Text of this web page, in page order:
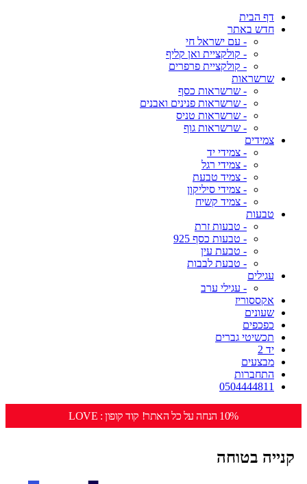
דף הבית
חדש באתר
- עם ישראל חי
- קולקציית ואן קליף
- קולקציית פרפרים
שרשראות
- שרשראות כסף
- שרשראות פנינים ואבנים
- שרשראות טניס
- שרשראות גוף
צמידים
- צמידי יד
- צמידי רגל
- צמיד טבעת
- צמידי סיליקון
- צמיד קשיח
טבעות
- טבעות זרת
- טבעות כסף 925
- טבעת עין
- טבעת לבבות
עגילים
- עגילי ערב
אקססוריז
שעונים
כפכפים
תכשיטי גברים
יד 2
מבצעים
התחברות
0504444811
10% הנחה על כל האתר! קוד קופון : LOVE
קנייה בטוחה